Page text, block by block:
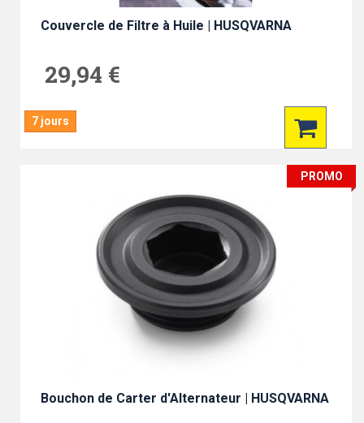
Couvercle de Filtre à Huile | HUSQVARNA
29,94 €
7 jours
PROMO
Bouchon de Carter d'Alternateur | HUSQVARNA